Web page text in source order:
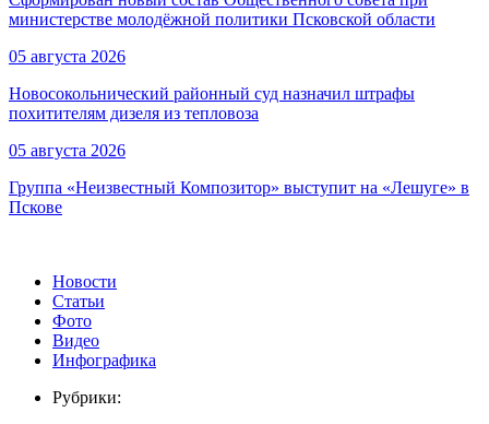
министерстве молодёжной политики Псковской области
05 августа 2026
Новосокольнический районный суд назначил штрафы
похитителям дизеля из тепловоза
05 августа 2026
Группа «Неизвестный Композитор» выступит на «Лешуге» в
Пскове
Новости
Статьи
Фото
Видео
Инфографика
Рубрики: